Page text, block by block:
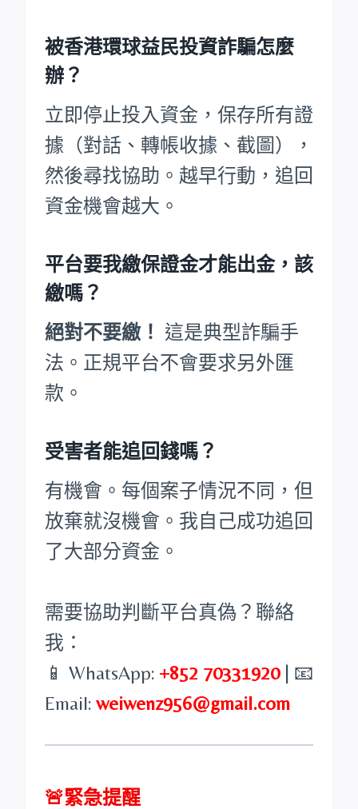
被香港環球益民投資詐騙怎麼
辦？
立即停止投入資金，保存所有證
據（對話、轉帳收據、截圖），
然後尋找協助。越早行動，追回
資金機會越大。
平台要我繳保證金才能出金，該
繳嗎？
絕對不要繳！ 這是典型詐騙手
法。正規平台不會要求另外匯
款。
受害者能追回錢嗎？
有機會。每個案子情況不同，但
放棄就沒機會。我自己成功追回
了大部分資金。
需要協助判斷平台真偽？聯絡
我：
📱 WhatsApp: +852 70331920| 📧
Email: weiwenz956@gmail.com
🚨緊急提醒